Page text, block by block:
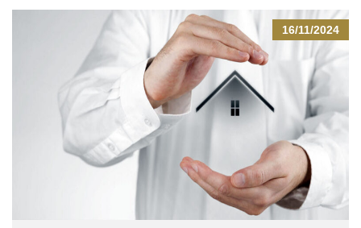
16/11/2024